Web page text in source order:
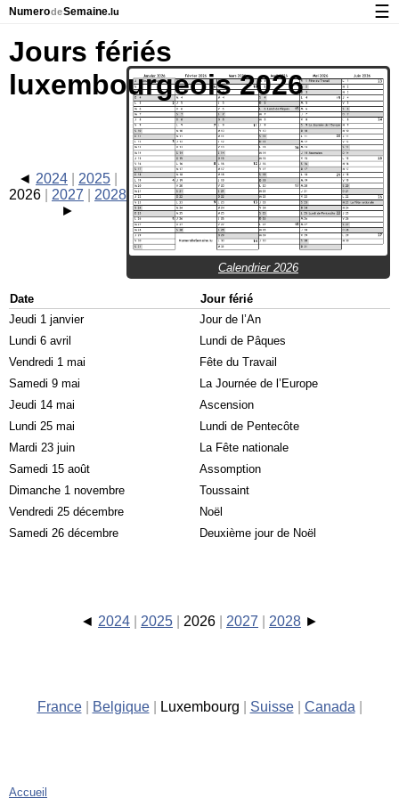
NumerodeSemaine.lu
Calendrier avec jours fériés et numéro des semaines
À propos de NumeroDeSemaine.lu
Confidentialité et cookies
☰
Jours fériés
luxembourgeois 2026
Calendrier 2026
2024
2025
2026
2027 2028
Date
Jour férié
Jeudi 1 janvier
Jour de l’An
Lundi 6 avril
Lundi de Pâques
Vendredi 1 mai
Fête du Travail
Samedi 9 mai
La Journée de l’Europe
Jeudi 14 mai
Ascension
Lundi 25 mai
Lundi de Pentecôte
Mardi 23 juin
La Fête nationale
Samedi 15 août
Assomption
Dimanche 1 novembre
Toussaint
Vendredi 25 décembre
Noël
Samedi 26 décembre
Deuxième jour de Noël
2024 2025 2026 2027 2028
France Belgique Luxembourg Suisse Canada
Accueil